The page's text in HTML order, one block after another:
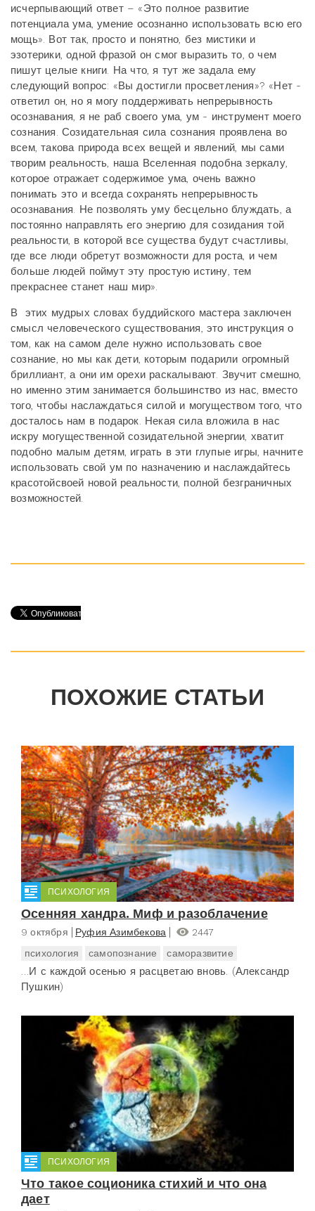
исчерпывающий ответ – «Это полное развитие
потенциала ума, умение осознанно использовать всю его
мощь». Вот так, просто и понятно, без мистики и
эзотерики, одной фразой он смог выразить то, о чем
пишут целые книги. На что, я тут же задала ему
следующий вопрос: «Вы достигли просветления»? «Нет -
ответил он, но я могу поддерживать непрерывность
осознавания, я не раб своего ума, ум - инструмент моего
сознания. Созидательная сила сознания проявлена во
всем, такова природа всех вещей и явлений, мы сами
творим реальность, наша Вселенная подобна зеркалу,
которое отражает содержимое ума, очень важно
понимать это и всегда сохранять непрерывность
осознавания. Не позволять уму бесцельно блуждать, а
постоянно направлять его энергию для созидания той
реальности, в которой все существа будут счастливы,
где все люди обретут возможности для роста, и чем
больше людей поймут эту простую истину, тем
прекраснее станет наш мир».
В этих мудрых словах буддийского мастера заключен
смысл человеческого существования, это инструкция о
том, как на самом деле нужно использовать свое
сознание, но мы как дети, которым подарили огромный
бриллиант, а они им орехи раскалывают. Звучит смешно,
но именно этим занимается большинство из нас, вместо
того, чтобы наслаждаться силой и могуществом того, что
досталось нам в подарок. Некая сила вложила в нас
искру могущественной созидательной энергии, хватит
подобно малым детям, играть в эти глупые игры, начните
использовать свой ум по назначению и наслаждайтесь
красотойсвоей новой реальности, полной безграничных
возможностей.
ПОХОЖИЕ СТАТЬИ
ПСИХОЛОГИЯ
Осенняя хандра. Миф и разоблачение
9 октября Руфия Азимбекова
2447
психология
самопознание саморазвитие
…И с каждой осенью я расцветаю вновь. (Александр
Пушкин)
ПСИХОЛОГИЯ
Что такое соционика стихий и что она
дает